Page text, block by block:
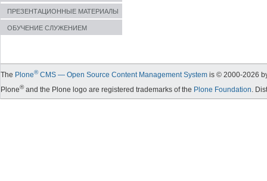
ПРЕЗЕНТАЦИОННЫЕ МАТЕРИАЛЫ
ОБУЧЕНИЕ СЛУЖЕНИЕМ
The Plone®CMS — Open Source Content Management System is © 2000-2026
Plone®and the Plone logo are registered trademarks of the Plone Foundation.